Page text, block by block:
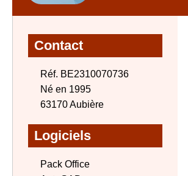
Contact
Réf. BE2310070736
Né en 1995
63170 Aubière
Logiciels
Pack Office